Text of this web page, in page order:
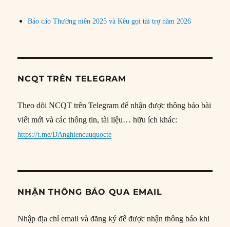
Báo cáo Thường niên 2025 và Kêu gọi tài trợ năm 2026
NCQT TRÊN TELEGRAM
Theo dõi NCQT trên Telegram để nhận được thông báo bài
viết mới và các thông tin, tài liệu… hữu ích khác:
https://t.me/DAnghiencuuquocte
NHẬN THÔNG BÁO QUA EMAIL
Nhập địa chỉ email và đăng ký để được nhận thông báo khi